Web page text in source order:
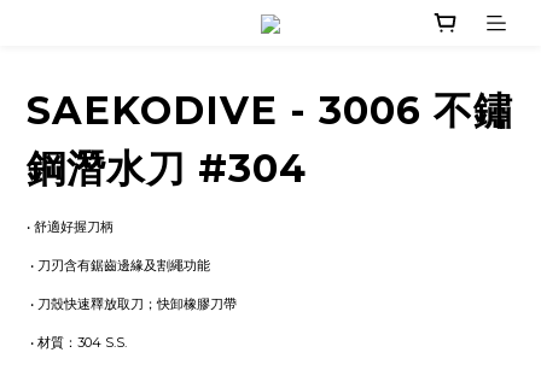
SAEKODIVE - 3006 不鏽
鋼潛水刀 #304
• 舒適好握刀柄
• 刀刃含有鋸齒邊緣及割繩功能
• 刀殼快速釋放取刀；快卸橡膠刀帶
• 材質：304 S.S.